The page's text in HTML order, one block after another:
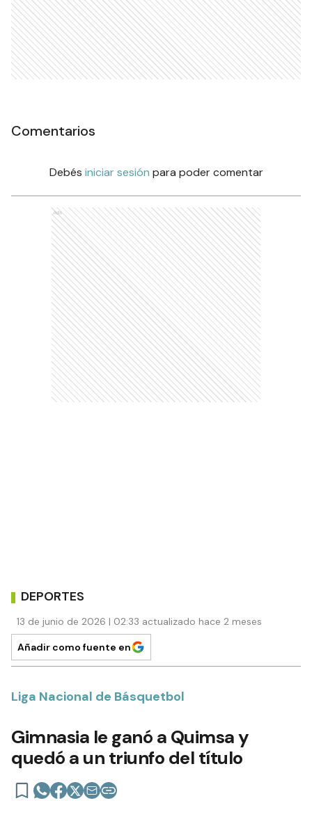
Comentarios
Debés iniciar sesión para poder comentar
Ads
DEPORTES
13 de junio de 2026 | 02:33 actualizado hace 2 meses
Añadir como fuente en
Liga Nacional de Básquetbol
Gimnasia le ganó a Quimsa y
quedó a un triunfo del título